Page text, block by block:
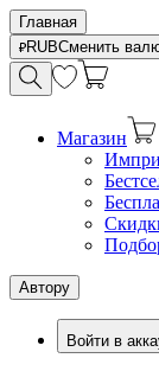
Главная
RUBСменить
Магазин
Автору
Войти в